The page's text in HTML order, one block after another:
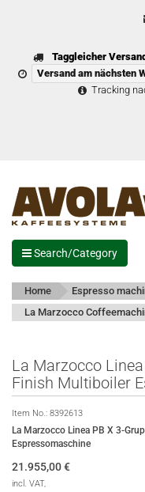
Taggleicher Versand
Versand am nächsten
Tracking
Search/Category
Home
Espresso
La Marzocco
La Marzocco
Finish Multiboiler
Item No.: 8392613
La Marzocco Linea PB X 3-
Espressomaschine
21.955,00€
incl. VAT,